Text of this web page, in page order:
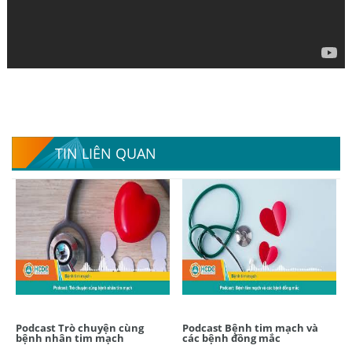
TIN LIÊN QUAN
Podcast Trò chuyện cùng
bệnh nhân tim mạch
Podcast Bệnh tim mạch và
các bệnh đồng mắc